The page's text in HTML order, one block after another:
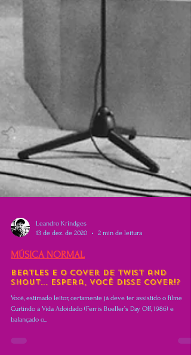
13 de dez. de 2020
MÚSICA NORMAL
Beatles e o Cover de Twist and
Shout... espera, você disse cover!?
Você, estimado leitor, certamente já deve ter assistido o filme
balançado o...